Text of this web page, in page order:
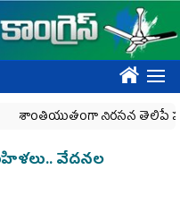
????
నిరసన తెలిపే
వేదనల